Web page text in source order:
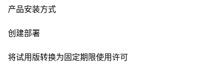
产品安装方式
创建部署
将试用版转换为固定期限使用许可